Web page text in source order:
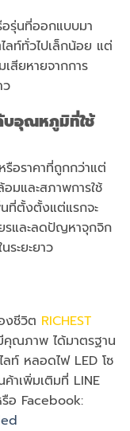
รุ่นที่ออกแบบมา
ลท์ทั่วไปเล็กน้อย แต่
สียหายจากการ
ว
บอุณหภูมิที่ใช้
อราคาที่ถูกกว่าแต่
มและสภาพการใช้
ที่ตั้งตั้งแต่แรกจะ
รและลดปัญหาจุกจิก
ระยะยาว
งชีวิต RICHEST
ณภาพ ได้มาตรฐาน
ลท์ หลอดไฟ LED โซ
าเพิ่มเติมที่ LINE
อ Facebook: